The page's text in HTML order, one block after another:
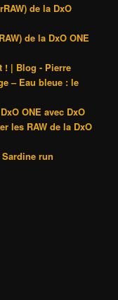
de la DxO
de la DxO ONE
! | Blog - Pierre
– Eau bleue : le
ONE avec DxO
les RAW de la DxO
run